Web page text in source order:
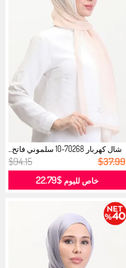
شال كهربار 70268-10 سلموني فاتح...
$94.15 $37.99
خاص لليوم $22.79